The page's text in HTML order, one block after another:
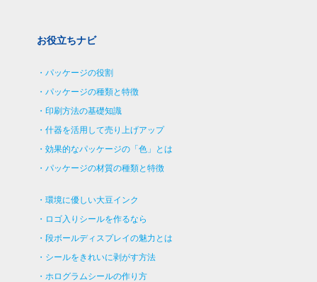
お役立ちナビ
パッケージの役割
パッケージの種類と特徴
印刷方法の基礎知識
什器を活用して売り上げアップ
効果的なパッケージの「色」とは
パッケージの材質の種類と特徴
環境に優しい大豆インク
ロゴ入りシールを作るなら
段ボールディスプレイの魅力とは
シールをきれいに剥がす方法
ホログラムシールの作り方